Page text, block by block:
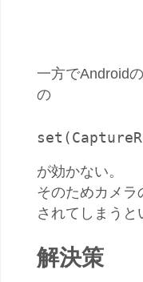
一方でAndroid
の
が効かない。
そのためカメラ
されてしまうと
解決策